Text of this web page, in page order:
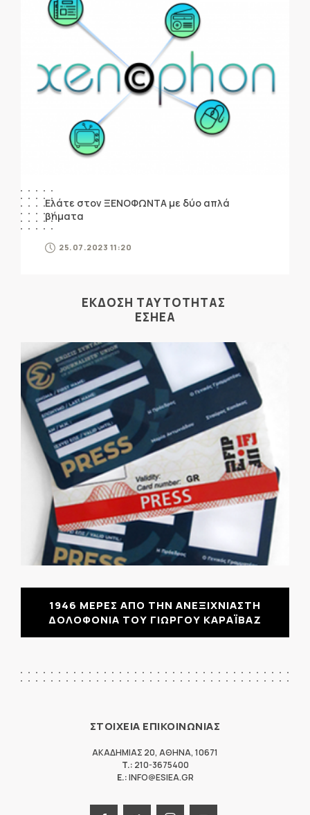
Ελάτε στον ΞΕΝΟΦΩΝΤΑ με δύο απλά
βήματα
25.07.2023 11:20
ΕΚΔΟΣΗ ΤΑΥΤΟΤΗΤΑΣ
ΕΣΗΕΑ
1946 ΜΕΡΕΣ ΑΠΟ ΤΗΝ ΑΝΕΞΙΧΝΙΑΣΤΗ
ΔΟΛΟΦΟΝΙΑ ΤΟΥ ΓΙΩΡΓΟΥ ΚΑΡΑΪΒΑΖ
ΣΤΟΙΧΕΙΑ ΕΠΙΚΟΙΝΩΝΙΑΣ
ΑΚΑΔΗΜΙΑΣ 20, ΑΘΗΝΑ, 10671
T.: 210-3675400
E.:INFO@ESIEA.GR